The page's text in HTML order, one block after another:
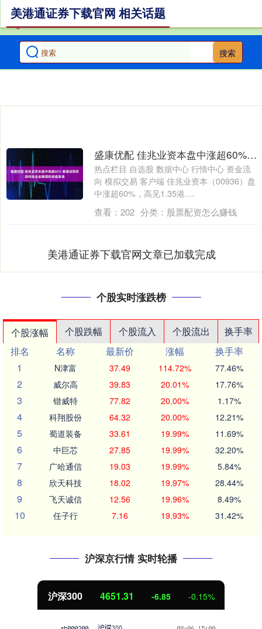
搜索
美港通证券下载官网 相关话题
盛康优配 佳兆业资本盘中涨超60% 香港法院驳回对佳兆业集团的清盘呈请
热点栏目 自选股 数据中心 行情中心 资金流
向 模拟交易 客户端 佳兆业资本（00936）盘
中涨超60%，高见1.35港....
查看： 202 分类： 股票配资怎么赚钱
美港通证券下载官网文章已加载完成
个股实时涨跌榜
个股涨幅 个股跌幅 个股流入 个股流出
换手率
排名
名称 最新价 涨幅
换手率
1
N津富 37.49 114.72% 77.46%
2 威尔高 39.83 20.01% 17.76%
3 锴威特 77.82 20.00% 1.17%
4 科翔股份 64.32 20.00% 12.21%
5 蜀道装备 33.61 19.99% 11.69%
6 中巨芯 27.85 19.99% 32.20%
7 广哈通信 19.03 19.99% 5.84%
8 欣天科技 18.02 19.97% 28.44%
9 飞天诚信 12.56 19.96% 8.49%
10 任子行 7.16 19.93% 31.42%
沪深京行情 实时轮播
沪深300 4651.31 -6.85 -0.15%